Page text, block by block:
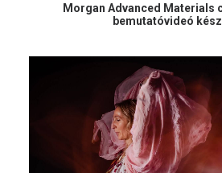
Morgan Advanced Materials
bemutatóvideó